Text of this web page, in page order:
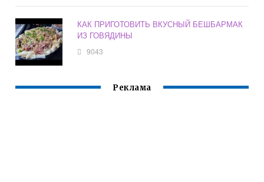
КАК ПРИГОТОВИТЬ ВКУСНЫЙ БЕШБАРМАК
ИЗ ГОВЯДИНЫ
9043
Реклама